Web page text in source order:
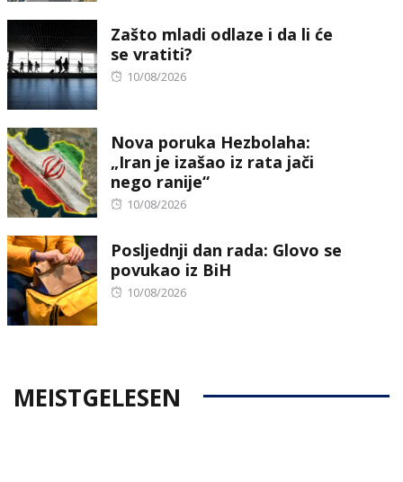
Zašto mladi odlaze i da li će
se vratiti?
Posted
10/08/2026
Nova poruka Hezbolaha:
„Iran je izašao iz rata jači
nego ranije“
Posted
10/08/2026
Posljednji dan rada: Glovo se
povukao iz BiH
Posted
10/08/2026
MEISTGELESEN